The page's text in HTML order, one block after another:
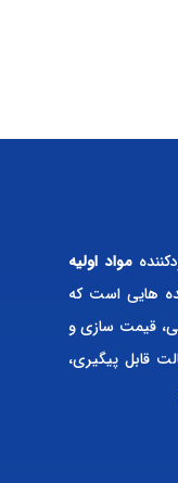
مواد اولیه
هایی است که
قیمت سازی و
قابل پیگیری،